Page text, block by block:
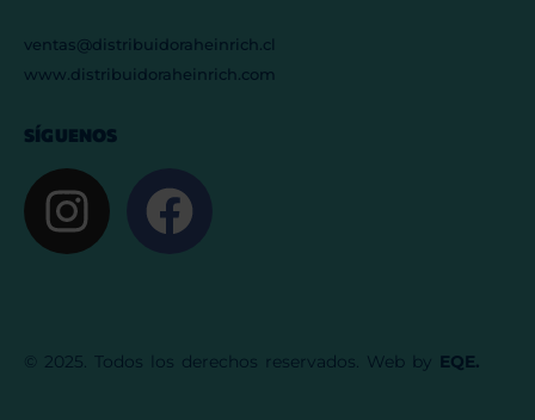
ventas@distribuidoraheinrich.cl
www.distribuidoraheinrich.com
SÍGUENOS
© 2025. Todos los derechos reservados. Web by EQE.